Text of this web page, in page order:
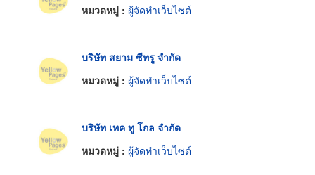
หมวดหมู่ : ผู้จัดทำเว็บไซต์
บริษัท สยาม ซีทรู จำกัด
หมวดหมู่ : ผู้จัดทำเว็บไซต์
บริษัท เทค ทู โกล จำกัด
หมวดหมู่ : ผู้จัดทำเว็บไซต์